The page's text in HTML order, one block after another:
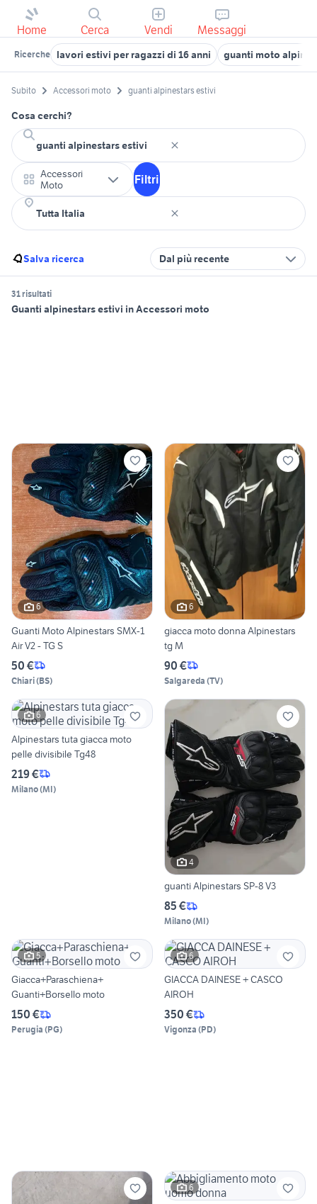
Home Cerca Vendi Messaggi
Ricerche lavori estivi per ragazzi di 16 anni guanti moto
Subito Accessori moto guanti alpinestars estivi
Cosa cerchi?
Accessori
Moto
Filtri
Salva ricerca Dal più recente
31 risultati
Guanti alpinestars estivi in Accessori moto
6
Guanti Moto Alpinestars SMX-1
Air V2 - TG S
50 €
Chiari(BS)
6
giacca moto donna Alpinestars
tg M
90 €
Salgareda (TV)
6
Alpinestars tuta giacca moto
pelle divisibile Tg48
219 €
Milano(MI)
4
guanti Alpinestars SP-8 V3
85 €
Milano(MI)
5
Giacca+Paraschiena+
Guanti+Borsello moto
150 €
Perugia (PG)
6
GIACCA DAINESE + CASCO
AIROH
350 €
Vigonza (PD)
6